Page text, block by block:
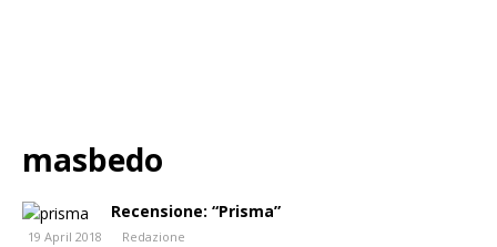
masbedo
Recensione: “Prisma”
19 April 2018 Redazione